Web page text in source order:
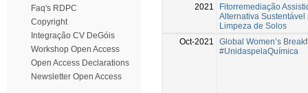
Faq's RDPC
Copyright
Integração CV DeGóis
Workshop Open Access
Open Access Declarations
Newsletter Open Access
2021
Fitorremediação
Alternativa Sustentável
Limpeza de Solos
Oct-2021
Global Women’s
#UnidaspelaQuímica